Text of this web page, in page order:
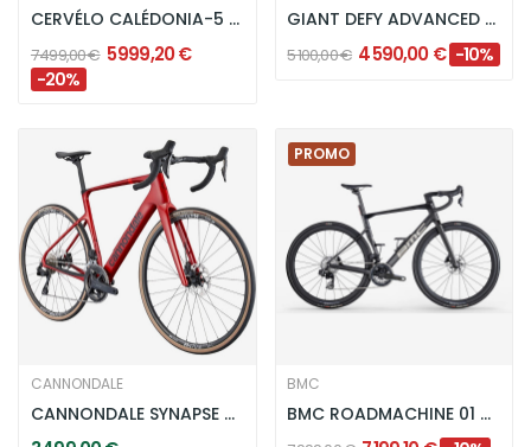
CERVÉLO CALÉDONIA-5 ULTEGRA DI2 - FIVE BLACK
7 499,00 € 5 999,20 €
-20%
GIANT DEFY ADVANCED PRO 1 SRAM RIVAL AXS - WHITE
5 100,00 € 4 590,00 € -10%
CANNONDALE
CANNONDALE SYNAPSE CARBON 4 - METALLIC RED
PROMO
BMC
BMC ROADMACHINE 01 THREE 2026 - CARBON BLACK